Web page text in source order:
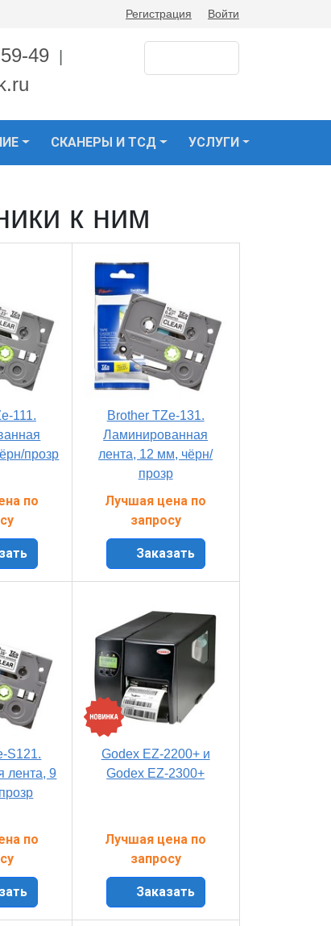
Регистрация Войти
49
СКАНЕРЫ И ТСД УСЛУГИ
к ним
111.
прозр
по
Brother TZe-131.
Ламинированная
лента, 12 мм, чёрн/
прозр
Лучшая цена по
запросу
Заказать
S121.
лента, 9
по
Godex EZ-2200+ и
Godex EZ-2300+
Лучшая цена по
запросу
Заказать